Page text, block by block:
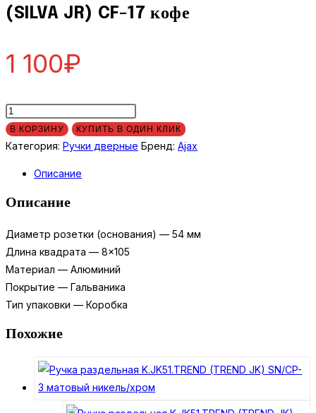
(SILVA JR) CF-17 кофе
1 100₽
Количество
товара
Ручка
R.JR54.SILVA
(SILVA
CF-
17
кофе
В КОРЗИНУ КУПИТЬ В ОДИН КЛИК
Категория: Ручки дверные Бренд: Ajax
Описание
Описание
Диаметр розетки (основания) — 54 мм
Длина квадрата — 8×105
Материал — Алюминий
Покрытие — Гальваника
Тип упаковки — Коробка
Похожие